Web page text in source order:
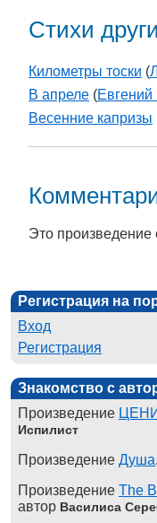
Стихи
Километры тоски (
В апреле (Евгений
Весенние капризы
Это
Регистрация на
Вход
Регистрация
Знакомство с
Произведение
Испилист
Произведение Душа
Произведение The
автор Василиса